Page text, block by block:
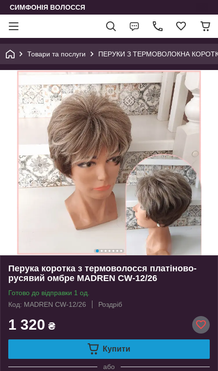
СИМФОНІЯ ВОЛОССЯ
Товари та послуги ПЕРУКИ З ТЕРМОВОЛОКНА
Перука коротка з термоволосся платіново-
русявий омбре MADREN CW-12/26
Готово до відправки 1 од.
Код: MADREN CW-12/26
Роздріб
1 320 ₴
Купити
або